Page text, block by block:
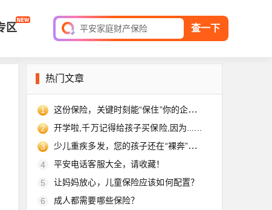
区
平安家庭财产保险
查一下
热门文章
1
这份保险，关键时刻能“保住”你的企业！
2
开学啦,千万记得给孩子买保险,因为......
3
少儿重疾多发，您的孩子还在“裸奔”吗？
4
平安电话客服大全，请收藏！
5
让妈妈放心，儿童保险应该如何配置？
6
成人都需要哪些保险？